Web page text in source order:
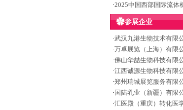
·2025中国西部国际流体
参展企业
·武汉九港生物技术有限
·万卓展览（上海）有限
·佛山华喆生物科技有限
·江西诚源生物科技有限
·郑州瑞城展览服务有限
· 国陆乳业（新疆）有限
·汇医殿（重庆）转化医